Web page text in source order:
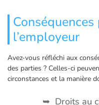
l’employeur
Avez-vous réfléchi aux
des parties ? Celles-ci
circonstances et la manière
Droits au